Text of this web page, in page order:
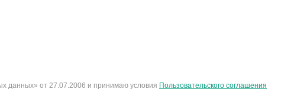
данных» от 27.07.2006 и принимаю условия Пользовательского соглашения